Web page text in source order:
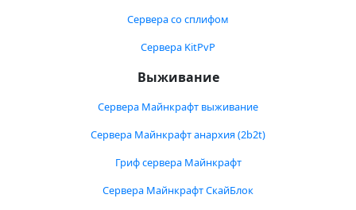
Сервера со сплифом
Сервера KitPvP
Выживание
Сервера Майнкрафт выживание
Сервера Майнкрафт анархия (2b2t)
Гриф сервера Майнкрафт
Сервера Майнкрафт СкайБлок